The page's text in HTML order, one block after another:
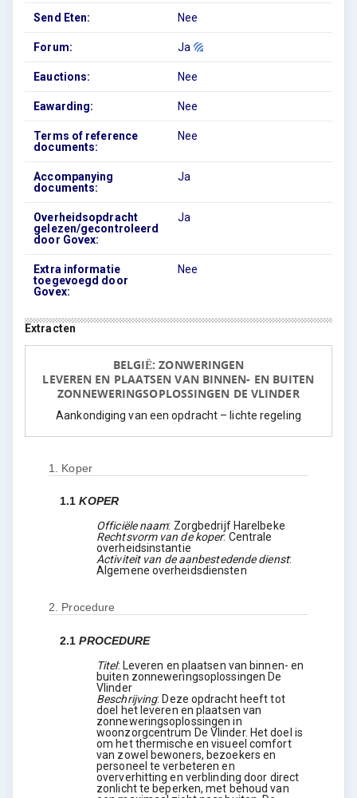
Send Eten: Nee
Forum: Ja
Eauctions: Nee
Eawarding: Nee
Terms of reference
documents:
Nee
Accompanying
documents:
Ja
Overheidsopdracht
gelezen/gecontroleerd
door Govex:
Ja
Extra informatie
toegevoegd door
Govex:
Nee
Extracten
BELGIË: ZONWERINGEN
LEVEREN EN PLAATSEN VAN BINNEN- EN BUITEN
ZONNEWERINGSOPLOSSINGEN DE VLINDER
Aankondiging van een opdracht – lichte regeling
1. Koper
1.1KOPER
Officiële naam: Zorgbedrijf Harelbeke
Rechtsvorm van de koper: Centrale
overheidsinstantie
Activiteit van de aanbestedende dienst:
Algemene overheidsdiensten
2. Procedure
2.1PROCEDURE
Titel: Leveren en plaatsen van binnen- en
buiten zonneweringsoplossingen De
Vlinder
Beschrijving:Deze opdracht heeft tot
doel het leveren en plaatsen van
zonneweringsoplossingen in
woonzorgcentrum De Vlinder. Het doel is
om het thermische en visueel comfort
van zowel bewoners, bezoekers en
personeel te verbeteren en
oververhitting en verblinding door direct
zonlicht te beperken, met behoud van